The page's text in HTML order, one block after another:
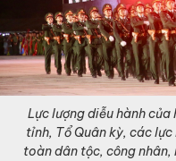
Lực lượng diễu hành
tỉnh, Tổ Quân kỳ, các
toàn dân tộc, công